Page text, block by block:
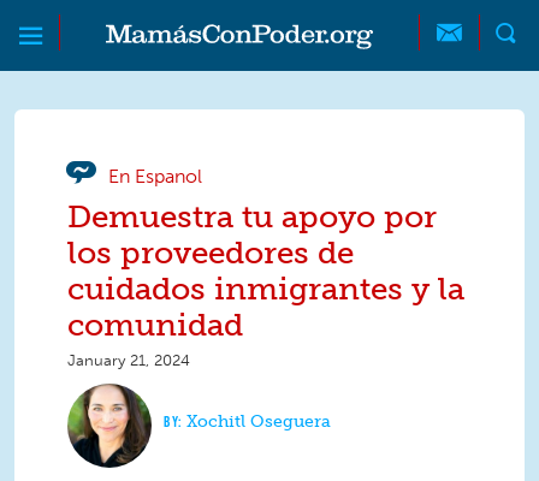
Skip to main content
Skip to main content
MamásConPoder
En Espanol
Demuestra tu apoyo por
los proveedores de
cuidados inmigrantes y la
comunidad
January 21, 2024
Xochitl Oseguera